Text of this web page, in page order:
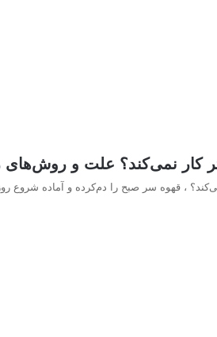
کار نمی‌کند؟ علت و
، قهوه سر صبح را دم‌کرده و آماده